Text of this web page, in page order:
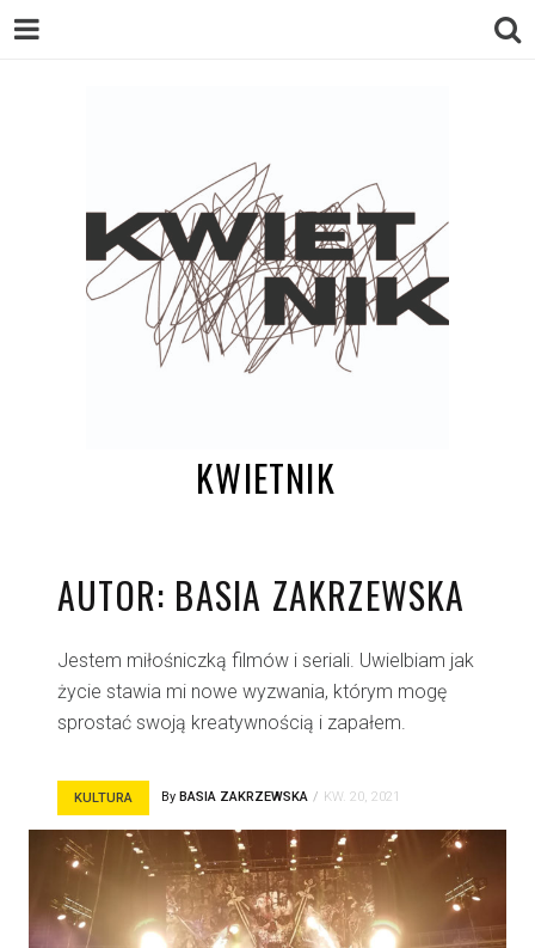
KWIETNIK
AUTOR: BASIA ZAKRZEWSKA
Jestem miłośniczką filmów i seriali. Uwielbiam jak
życie stawia mi nowe wyzwania, którym mogę
sprostać swoją kreatywnością i zapałem.
KULTURA By BASIA ZAKRZEWSKA KW. 20, 2021